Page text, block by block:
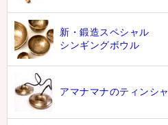
新・鍛造スペシャル
シンギングボウル
アマナマナのティンシャ